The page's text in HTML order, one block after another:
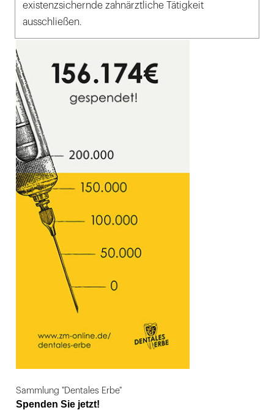
existenzsichernde zahnärztliche Tätigkeit
ausschließen.
Sammlung "Dentales Erbe"
Spenden Sie jetzt!